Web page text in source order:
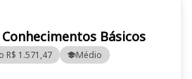
Básicos
R$ 1.571,47 Médio